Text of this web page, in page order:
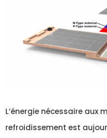
L’énergie nécessaire aux
refroidissement est